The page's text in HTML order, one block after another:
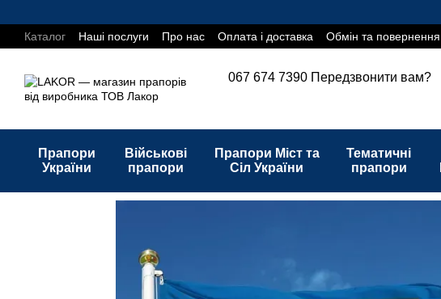
Каталог
Наші послуги Про нас Оплата і доставка Обмін та повернення
067 674 7390 Передзвонити вам?
Прапори
України
Військові
прапори
Прапори Міст та
Сіл України
Тематичні
прапори